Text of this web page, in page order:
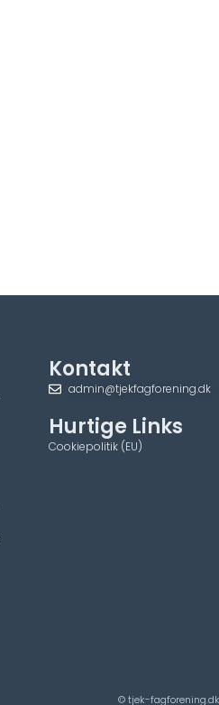
Kontakt
admin@tjekfagforening.dk
Hurtige Links
Cookiepolitik (EU)
© tjek-fagforening.dk